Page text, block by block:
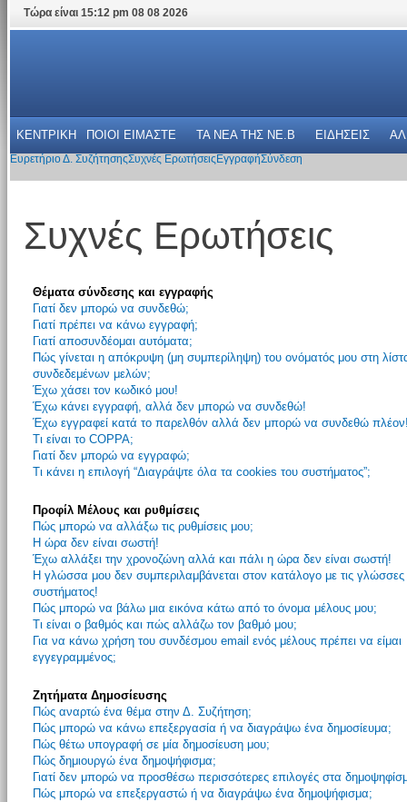
Τώρα είναι 15:12 pm 08 08 2026
ΚΕΝΤΡΙΚΗ ΠΟΙΟΙ ΕΙΜΑΣΤΕ ΤΑ ΝΕΑ THΣ NE.B ΕΙΔΗΣΕΙΣ
Ευρετήριο Δ. ΣυζήτησηςΣυχνές Ερωτήσεις ΕγγραφήΣύνδεση
Συχνές Ερωτήσεις
Θέματα σύνδεσης και εγγραφής
Γιατί δεν μπορώ να συνδεθώ;
Γιατί πρέπει να κάνω εγγραφή;
Γιατί αποσυνδέομαι αυτόματα;
Πώς γίνεται η απόκρυψη (μη συμπερίληψη) του ονόματός μου στη
συνδεδεμένων μελών;
Έχω χάσει τον κωδικό μου!
Έχω κάνει εγγραφή, αλλά δεν μπορώ να συνδεθώ!
Έχω εγγραφεί κατά το παρελθόν αλλά δεν μπορώ να συνδεθώ
Τι είναι το COPPA;
Γιατί δεν μπορώ να εγγραφώ;
Τι κάνει η επιλογή “Διαγράψτε όλα τα cookies του συστήματος”;
Προφίλ Μέλους και ρυθμίσεις
Πώς μπορώ να αλλάξω τις ρυθμίσεις μου;
Η ώρα δεν είναι σωστή!
Έχω αλλάξει την χρονοζώνη αλλά και πάλι η ώρα δεν είναι σωστή!
Η γλώσσα μου δεν συμπεριλαμβάνεται στον κατάλογο με τις γλώσσες
συστήματος!
Πώς μπορώ να βάλω μια εικόνα κάτω από το όνομα μέλους μου;
Τι είναι ο βαθμός και πώς αλλάζω τον βαθμό μου;
Για να κάνω χρήση του συνδέσμου email ενός μέλους πρέπει να είμαι
εγγεγραμμένος;
Ζητήματα Δημοσίευσης
Πώς αναρτώ ένα θέμα στην Δ. Συζήτηση;
Πώς μπορώ να κάνω επεξεργασία ή να διαγράψω ένα δημοσίευμα;
Πώς θέτω υπογραφή σε μία δημοσίευση μου;
Πώς δημιουργώ ένα δημοψήφισμα;
Γιατί δεν μπορώ να προσθέσω περισσότερες επιλογές στα
Πώς μπορώ να επεξεργαστώ ή να διαγράψω ένα δημοψήφισμα;